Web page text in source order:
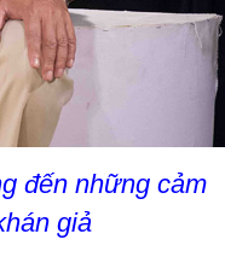
đến những cảm
giả